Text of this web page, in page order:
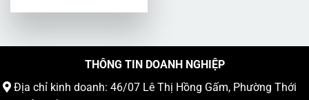
THÔNG TIN DOANH NGHIỆP
Địa chỉ kinh doanh: 46/07 Lê Thị Hồng Gấm, Phường Thới